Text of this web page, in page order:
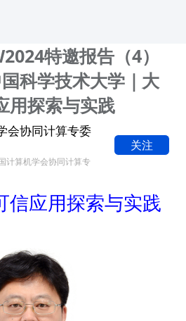
特邀报告（4）
科学技术大学｜大
用探索与实践
会协同计算专委
计算机学会协同计算专
关注
信应用探索与实践